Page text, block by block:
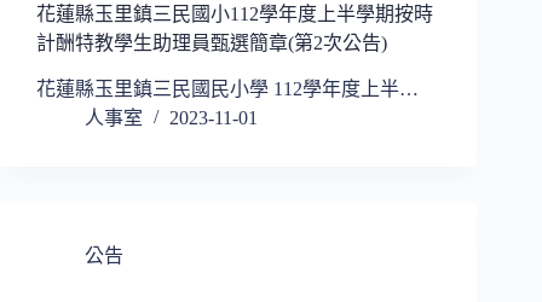
花蓮縣玉里鎮三民國小112學年度上半學期按時
計酬特教學生助理員甄選簡章(第2次公告)
花蓮縣玉里鎮三民國民小學 112學年度上半…
人事室
2023-11-01
公告